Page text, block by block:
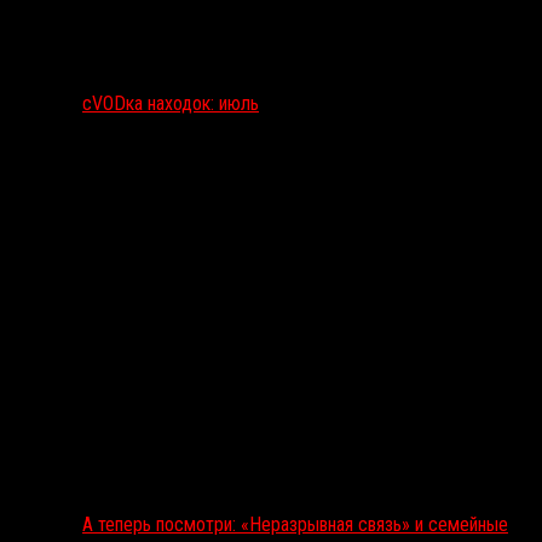
сVODка находок: июль
А теперь посмотри: «Неразрывная связь» и семейные